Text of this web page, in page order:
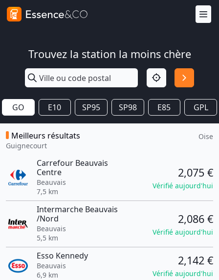
Trouvez la station la moins chère
GO E10 SP95 SP98 E85 GPL
Meilleurs résultats
Guignecourt
Oise
Carrefour Beauvais
Centre
Beauvais
7,5 km
2,075 €
Vérifié aujourd'hui
Intermarche Beauvais
/Nord
Beauvais
5,5 km
2,086 €
Vérifié aujourd'hui
Esso Kennedy
Beauvais
6,9 km
2,142 €
Vérifié aujourd'hui